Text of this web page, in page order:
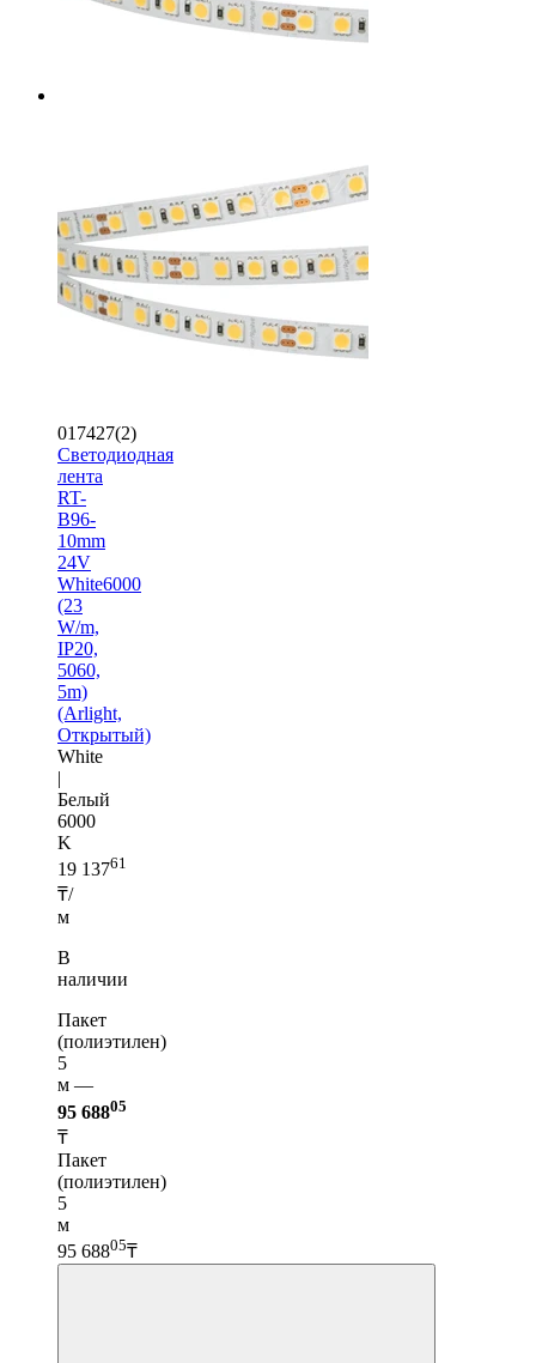
017427(2)
Светодиодная
лента
RT-
B96-
10mm
24V
White6000
(23
W/m,
IP20,
5060,
5m)
(Arlight,
Открытый)
White
|
Белый
6000
K
19 13761
₸/
м
В
наличии
Пакет
(полиэтилен)
5
м —
95 68805
₸
Пакет
(полиэтилен)
5
м
95 68805₸